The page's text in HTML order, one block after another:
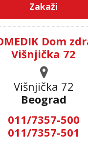
Zakaži
Dom
Višnjička 72
Višnjička 72
Beograd
011/7357-500
011/7357-501